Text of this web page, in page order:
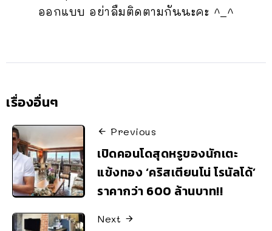
ออกแบบ อย่าลืมติดตามกันนะคะ ^_^
เรื่องอื่นๆ
Previous
เปิดคอนโดสุดหรูของนักเตะ
แข้งทอง ‘คริสเตียนโน่ โรนัลโด้’
ราคากว่า 600 ล้านบาท!!
Next